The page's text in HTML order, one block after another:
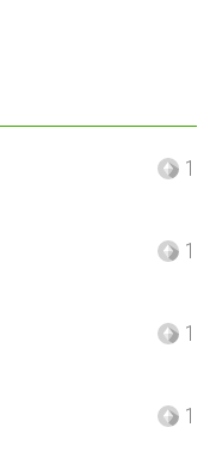
1
1
1
1